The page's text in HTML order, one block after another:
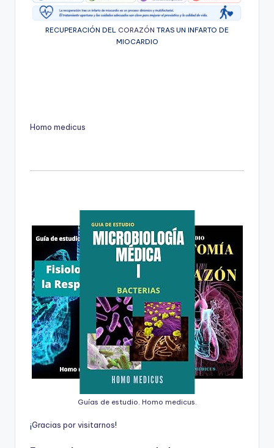
RECUPERACIÓN DEL CORAZÓN TRAS UN INFARTO DE
MIOCARDIO
Homo medicus
Guías de estudio. Homo medicus.
¡Gracias porvisitarnos!